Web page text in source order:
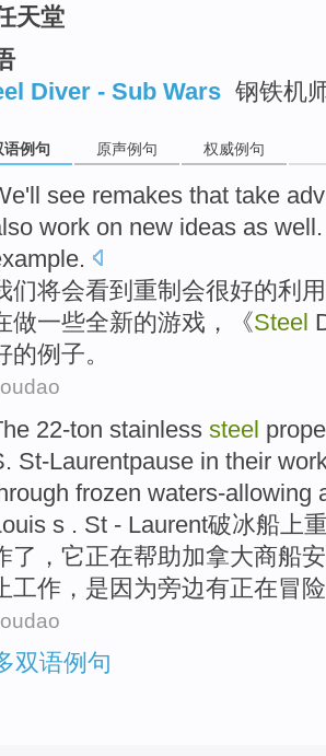
天堂
Diver - Sub Wars 钢铁机
语例句 原声例句 权威例句
'll see remakes that take
work on new ideas as well
.
们将会看到 重制会很好的利用
做一些全新的游戏，《Steel
的例子。
22-ton stainless steel
St-Laurentpause in their
frozen waters-allowing
s . St - Laurent破冰船 上
了，它正在帮助加拿大商船
工作，是因为旁边有正在冒险
双语例句